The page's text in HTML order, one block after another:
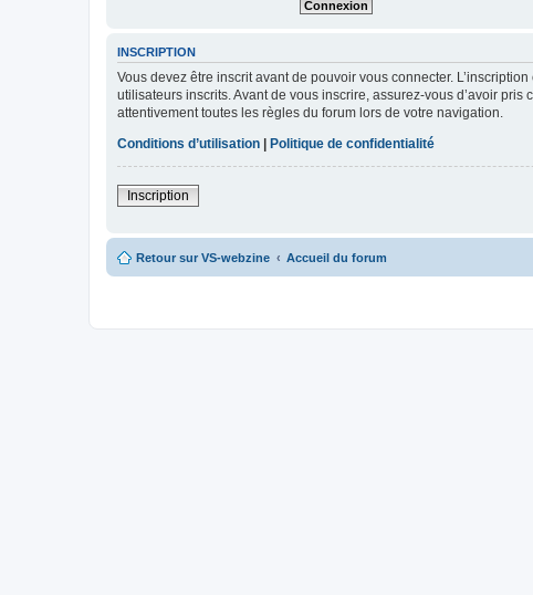
INSCRIPTION
Vous devez être inscrit avant de pouvoir vous connecter.
utilisateurs inscrits. Avant de vous inscrire, assurez-vous d’avoir
attentivement toutes les règles du forum lors de votre navigation.
Conditions d’utilisation
Politique de confidentialité
Inscription
Retour sur VS-webzine Accueil du forum